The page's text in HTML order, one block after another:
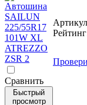
Cравнить
Быстрый
просмотр